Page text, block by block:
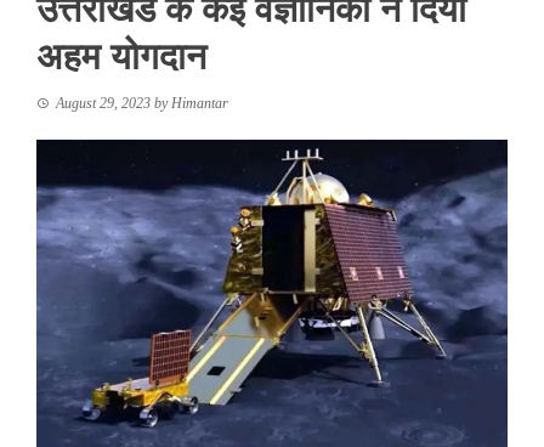
उत्तराखंड के कई वैज्ञानिकों ने दिया
अहम योगदान
August 29, 2023 byHimantar